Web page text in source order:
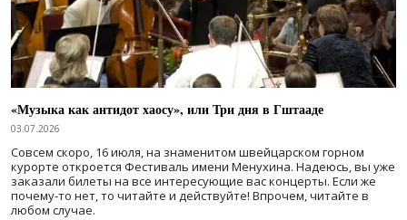
«Музыка как антидот хаосу», или Три дня в Гштааде
03.07.2026
Совсем скоро, 16 июля, на знаменитом швейцарском горном
курорте откроется Фестиваль имени Менухина. Надеюсь, вы уже
заказали билеты на все интересующие вас концерты. Если же
почему-то нет, то читайте и действуйте! Впрочем, читайте в
любом случае.